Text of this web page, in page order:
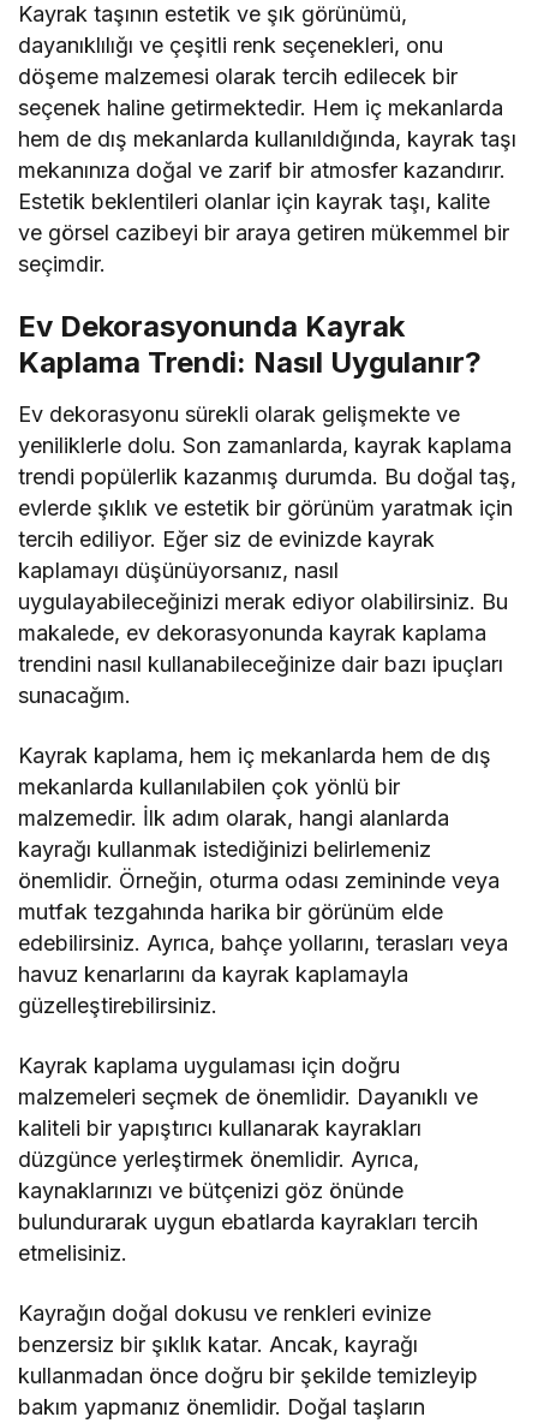
Kayrak taşının estetik ve şık görünümü,
dayanıklılığı ve çeşitli renk seçenekleri, onu
döşeme malzemesi olarak tercih edilecek bir
seçenek haline getirmektedir. Hem iç mekanlarda
hem de dış mekanlarda kullanıldığında, kayrak taşı
mekanınıza doğal ve zarif bir atmosfer kazandırır.
Estetik beklentileri olanlar için kayrak taşı, kalite
ve görsel cazibeyi bir araya getiren mükemmel bir
seçimdir.
Ev Dekorasyonunda Kayrak
Kaplama Trendi: Nasıl Uygulanır?
Ev dekorasyonu sürekli olarak gelişmekte ve
yeniliklerle dolu. Son zamanlarda, kayrak kaplama
trendi popülerlik kazanmış durumda. Bu doğal taş,
evlerde şıklık ve estetik bir görünüm yaratmak için
tercih ediliyor. Eğer siz de evinizde kayrak
kaplamayı düşünüyorsanız, nasıl
uygulayabileceğinizi merak ediyor olabilirsiniz. Bu
makalede, ev dekorasyonunda kayrak kaplama
trendini nasıl kullanabileceğinize dair bazı ipuçları
sunacağım.
Kayrak kaplama, hem iç mekanlarda hem de dış
mekanlarda kullanılabilen çok yönlü bir
malzemedir. İlk adım olarak, hangi alanlarda
kayrağı kullanmak istediğinizi belirlemeniz
önemlidir. Örneğin, oturma odası zemininde veya
mutfak tezgahında harika bir görünüm elde
edebilirsiniz. Ayrıca, bahçe yollarını, terasları veya
havuz kenarlarını da kayrak kaplamayla
güzelleştirebilirsiniz.
Kayrak kaplama uygulaması için doğru
malzemeleri seçmek de önemlidir. Dayanıklı ve
kaliteli bir yapıştırıcı kullanarak kayrakları
düzgünce yerleştirmek önemlidir. Ayrıca,
kaynaklarınızı ve bütçenizi göz önünde
bulundurarak uygun ebatlarda kayrakları tercih
etmelisiniz.
Kayrağın doğal dokusu ve renkleri evinize
benzersiz bir şıklık katar. Ancak, kayrağı
kullanmadan önce doğru bir şekilde temizleyip
bakım yapmanız önemlidir. Doğal taşların